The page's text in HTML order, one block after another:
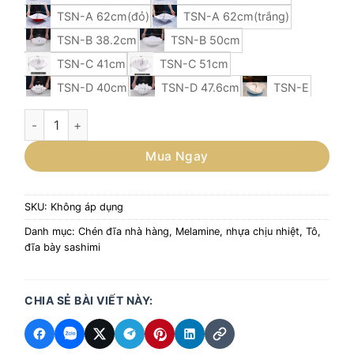
TSN-A 62cm(đỏ)
TSN-A 62cm(trắng)
TSN-B 38.2cm
TSN-B 50cm
TSN-C 41cm
TSN-C 51cm
TSN-D 40cm
TSN-D 47.6cm
TSN-E
TSN-G
Đĩa sashimi melamine, đĩa nhựa bày hải sản cỡ lớn số lượng
Mua Ngay
SKU: Không áp dụng
Danh mục: Chén đĩa nhà hàng, Melamine, nhựa chịu nhiệt, Tô,
đĩa bày sashimi
CHIA SẺ BÀI VIẾT NÀY: